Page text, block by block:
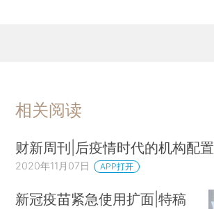
相关阅读
财新周刊|后疫情时代的机构配置
2020年11月07日 APP打开
新冠疫苗紧急使用扩面|特稿